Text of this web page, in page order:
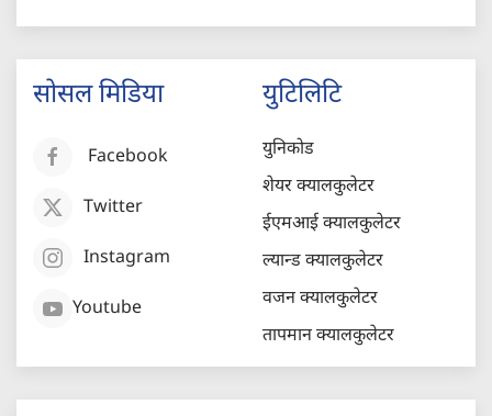
सोसल मिडिया
Facebook
Twitter
Instagram
Youtube
युटिलिटि
युनिकोड
शेयर क्यालकुलेटर
ईएमआई क्यालकुलेटर
ल्यान्ड क्यालकुलेटर
वजन क्यालकुलेटर
तापमान क्यालकुलेटर